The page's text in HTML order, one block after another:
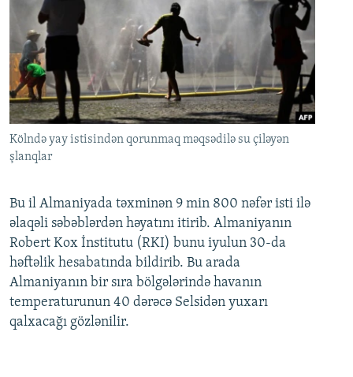
Kölndə yay istisindən qorunmaq məqsədilə su çiləyən
şlanqlar
Bu il Almaniyada təxminən 9 min 800 nəfər isti ilə
əlaqəli səbəblərdən həyatını itirib. Almaniyanın
Robert Kox İnstitutu (RKI) bunu iyulun 30-da
həftəlik hesabatında bildirib. Bu arada
Almaniyanın bir sıra bölgələrində havanın
temperaturunun 40 dərəcə Selsidən yuxarı
qalxacağı gözlənilir.